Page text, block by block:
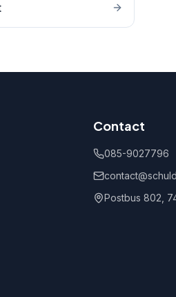
Contact
085-9027796
Postbus 802,